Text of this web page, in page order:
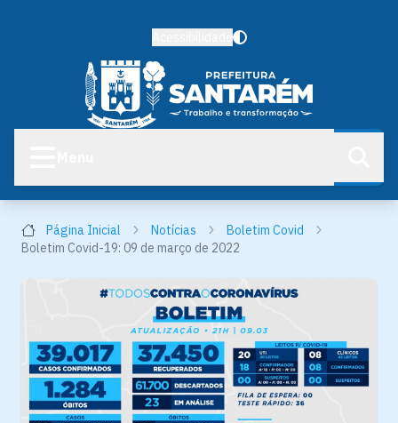
Página Inicial Notícias
Boletim Covid
Boletim Covid-19: 09 de março de 2022